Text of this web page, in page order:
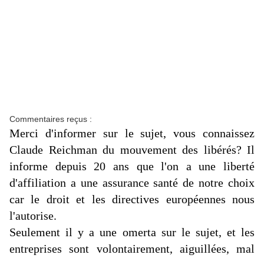
Commentaires reçus :
Merci d'informer sur le sujet, vous connaissez
Claude Reichman du mouvement des libérés? Il
informe depuis 20 ans que l'on a une liberté
d'affiliation a une assurance santé de notre choix
car le droit et les directives européennes nous
l'autorise.
Seulement il y a une omerta sur le sujet, et les
entreprises sont volontairement, aiguillées, mal